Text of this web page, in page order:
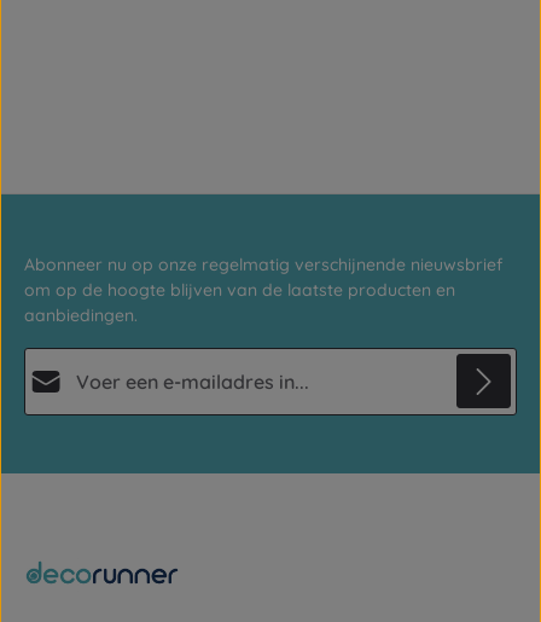
Abonneer nu op onze regelmatig verschijnende nieuwsbrief
om op de hoogte blijven van de laatste producten en
aanbiedingen.
Door doorgaan te selecteren, bevestigt u dat u onze